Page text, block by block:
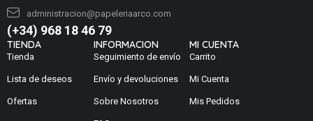
administracion@papeleriaarco.com
(+34) 968 18 46 79
TIENDA
Tienda
Lista de deseos
Ofertas
INFORMACION
Seguimiento de envío
Envío y devoluciones
Sobre Nosotros
MI CUENTA
Carrito
Mi Cuenta
Mis Pedidos